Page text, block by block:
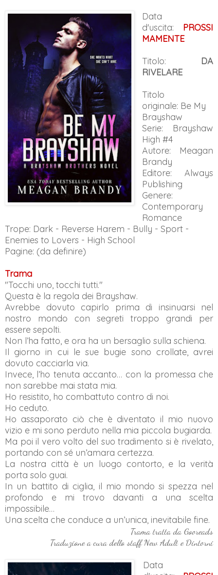
Data
d'uscita: PROSSI
MAMENTE
Titolo: DA
RIVELARE
Titolo
originale: Be My
Brayshaw
Serie: Brayshaw
High #4
Autore: Meagan
Brandy
Editore: Always
Publishing
Genere:
Contemporary
Romance
Trope: Dark - Reverse Harem - Bully - Sport -
Enemies to Lovers - High School
Pagine: (da definire)
Trama
"Tocchi uno, tocchi tutti."
Questa è la regola dei Brayshaw.
Avrebbe dovuto capirlo prima di insinuarsi nel
nostro mondo con segreti troppo grandi per
essere sepolti.
Non l’ha fatto, e ora ha un bersaglio sulla schiena.
Il giorno in cui le sue bugie sono crollate, avrei
dovuto cacciarla via.
Invece, l’ho tenuta accanto… con la promessa che
non sarebbe mai stata mia.
Ho resistito, ho combattuto contro di noi.
Ho ceduto.
Ho assaporato ciò che è diventato il mio nuovo
vizio e mi sono perduto nella mia piccola bugiarda.
Ma poi il vero volto del suo tradimento si è rivelato,
portando con sé un’amara certezza.
La nostra città è un luogo contorto, e la verità
porta solo guai.
In un battito di ciglia, il mio mondo si spezza nel
profondo e mi trovo davanti a una scelta
impossibile…
Una scelta che conduce a un’unica, inevitabile fine.
Trama tratta da Gooreads
Traduzione a cura dello staff New Adult e Dintorni
Data